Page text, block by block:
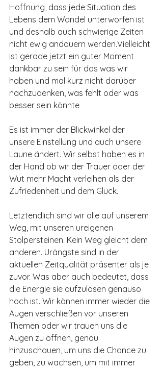
Hoffnung, dass jede Situation des
Lebens dem Wandel unterworfen ist
und deshalb auch schwierige Zeiten
nicht ewig andauern werden.Vielleicht
ist gerade jetzt ein guter Moment
dankbar zu sein für das was wir
haben und mal kurz nicht darüber
nachzudenken, was fehlt oder was
besser sein könnte
Es ist immer der Blickwinkel der
unsere Einstellung und auch unsere
Laune ändert. Wir selbst haben es in
der Hand ob wir der Trauer oder der
Wut mehr Macht verleihen als der
Zufriedenheit und dem Glück.
Letztendlich sind wir alle auf unserem
Weg, mit unseren ureigenen
Stolpersteinen. Kein Weg gleicht dem
anderen. Urängste sind in der
aktuellen Zeitqualität präsenter als je
zuvor. Was aber auch bedeutet, dass
die Energie sie aufzulösen genauso
hoch ist. Wir können immer wieder die
Augen verschließen vor unseren
Themen oder wir trauen uns die
Augen zu öffnen, genau
hinzuschauen, um uns die Chance zu
geben, zu wachsen, um mit immer